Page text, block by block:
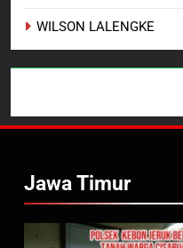
WILSON LALENGKE
Jawa Timur